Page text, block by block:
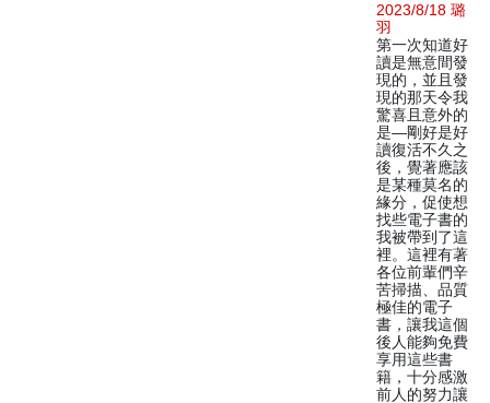
2023/8/18 璐
羽
第一次知道好
讀是無意間發
現的，並且發
現的那天令我
驚喜且意外的
是—剛好是好
讀復活不久之
後，覺著應該
是某種莫名的
緣分，促使想
找些電子書的
我被帶到了這
裡。這裡有著
各位前輩們辛
苦掃描、品質
極佳的電子
書，讓我這個
後人能夠免費
享用這些書
籍，十分感激
前人的努力讓